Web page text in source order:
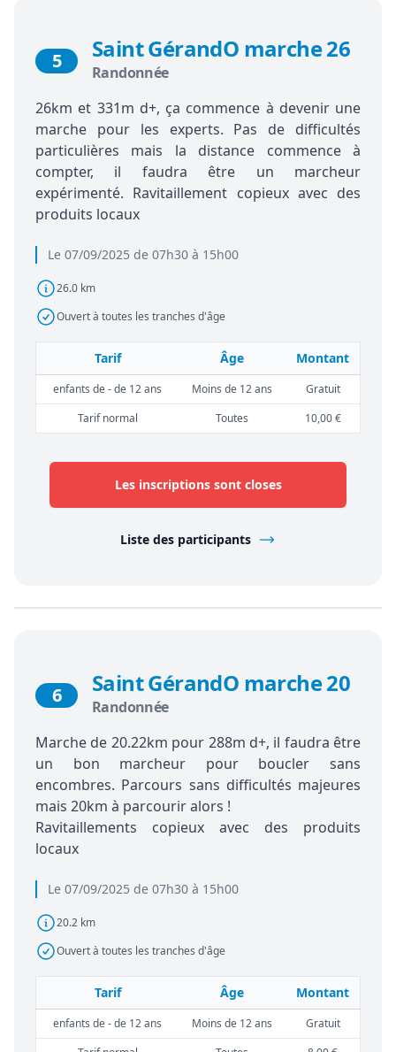
Le 07/09/2025 de 07h30 à 15h00
26.0 km
Ouvert à toutes les tranches d'âge
5 Saint GérandO marche 26
Randonnée
26km et 331m d+, ça commence à devenir une
marche pour les experts. Pas de difficultés
particulières mais la distance commence à
compter, il faudra être un marcheur
expérimenté. Ravitaillement copieux avec des
produits locaux
Tarif Âge Montant
enfants de - de 12 ans Moins de 12 ans
Gratuit
Tarif normal
Toutes 10,00 €
Les inscriptions sont closes
Liste des participants
Le 07/09/2025 de 07h30 à 15h00
20.2 km
Ouvert à toutes les tranches d'âge
6 Saint GérandO marche 20
Randonnée
Marche de 20.22km pour 288m d+, il faudra être
un bon marcheur pour boucler sans
encombres. Parcours sans difficultés majeures
mais 20km à parcourir alors !
Ravitaillements copieux avec des produits
locaux
Tarif Âge Montant
enfants de - de 12 ans Moins de 12 ans
Gratuit